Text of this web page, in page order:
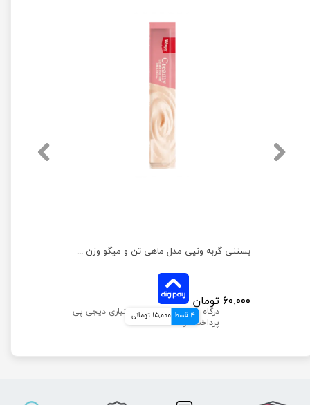
بستنی گربه ونپی مدل ماهی تن و میگو وزن 14 گرم
۶۰,۰۰۰ تومان
4 قسط 15,000 تومانی